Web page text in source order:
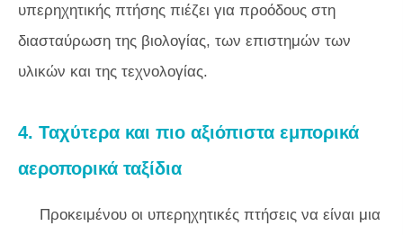
υπερηχητικής πτήσης πιέζει για προόδους στη
διασταύρωση της βιολογίας, των επιστημών των
υλικών και της τεχνολογίας.
4. Ταχύτερα και πιο αξιόπιστα εμπορικά
αεροπορικά ταξίδια
Προκειμένου οι υπερηχητικές πτήσεις να είναι μια